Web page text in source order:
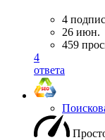
4
26 июн.
459
4
ответа